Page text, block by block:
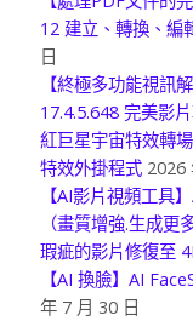
12 建立、轉換、編
日
【終極多功能視
17.4.5.648 完美影
紅巨星宇宙特效轉
特效外掛程式 2026
【AI影片視頻工具
（畫質增強.生成
瑕疵的影片修復至
【AI 換臉】AI
年 7 月 30 日